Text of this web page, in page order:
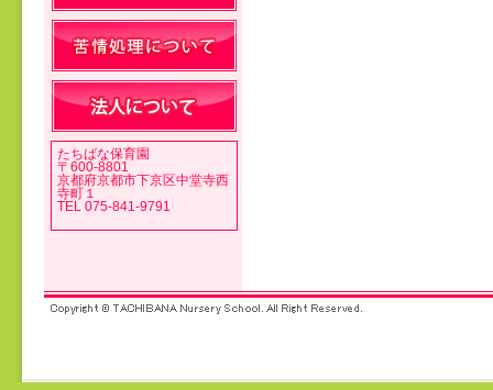
たちばな保育園
〒600-8801
京都府京都市下京区中堂寺西
寺町１
TEL 075-841-9791